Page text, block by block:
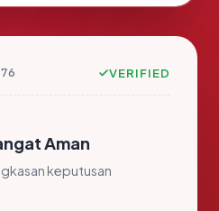
VERIFIED
Aman
keputusan